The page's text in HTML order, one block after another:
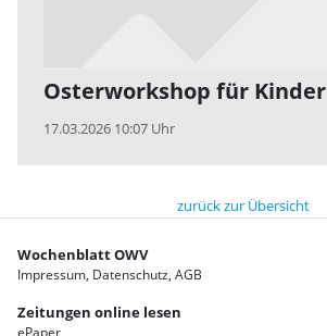
Osterworkshop für Kinder
17.03.2026 10:07 Uhr
zurück zur Übersicht
Wochenblatt OWV
Impressum Datenschutz AGB
Zeitungen online lesen
ePaper